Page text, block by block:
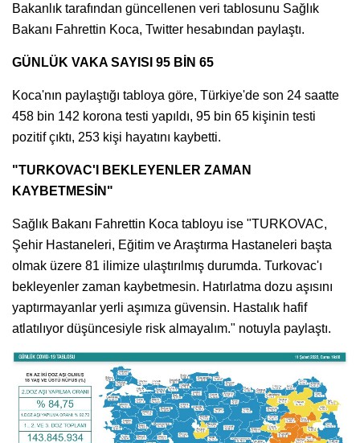
Bakanlık tarafından güncellenen veri tablosunu Sağlık
Bakanı Fahrettin Koca, Twitter hesabından paylaştı.
GÜNLÜK VAKA SAYISI 95 BİN 65
Koca'nın paylaştığı tabloya göre, Türkiye'de son 24 saatte
458 bin 142 korona testi yapıldı, 95 bin 65 kişinin testi
pozitif çıktı, 253 kişi hayatını kaybetti.
"TURKOVAC'I BEKLEYENLER ZAMAN
KAYBETMESİN"
Sağlık Bakanı Fahrettin Koca tabloyu ise "TURKOVAC,
Şehir Hastaneleri, Eğitim ve Araştırma Hastaneleri başta
olmak üzere 81 ilimize ulaştırılmış durumda. Turkovac'ı
bekleyenler zaman kaybetmesin. Hatırlatma dozu aşısını
yaptırmayanlar yerli aşımıza güvensin. Hastalık hafif
atlatılıyor düşüncesiyle risk almayalım." notuyla paylaştı.